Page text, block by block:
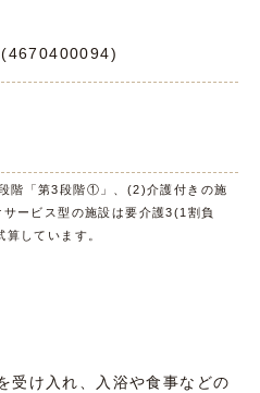
階「第3段階①」、(2)介護付きの施
ービス型の施設は要介護3(1割負
しています。
受け入れ、入浴や食事などの